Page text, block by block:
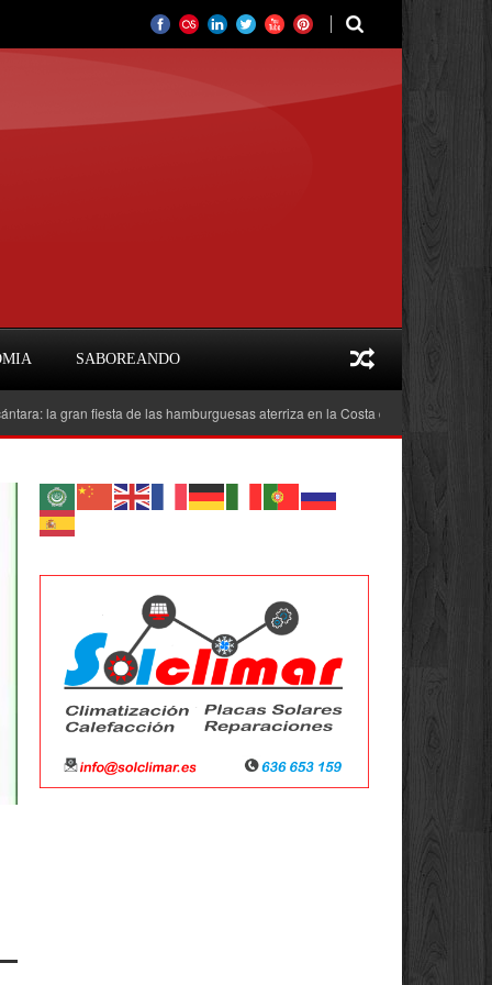
SABOREANDO
fiesta de las hamburguesas aterriza en la Costa del Sol